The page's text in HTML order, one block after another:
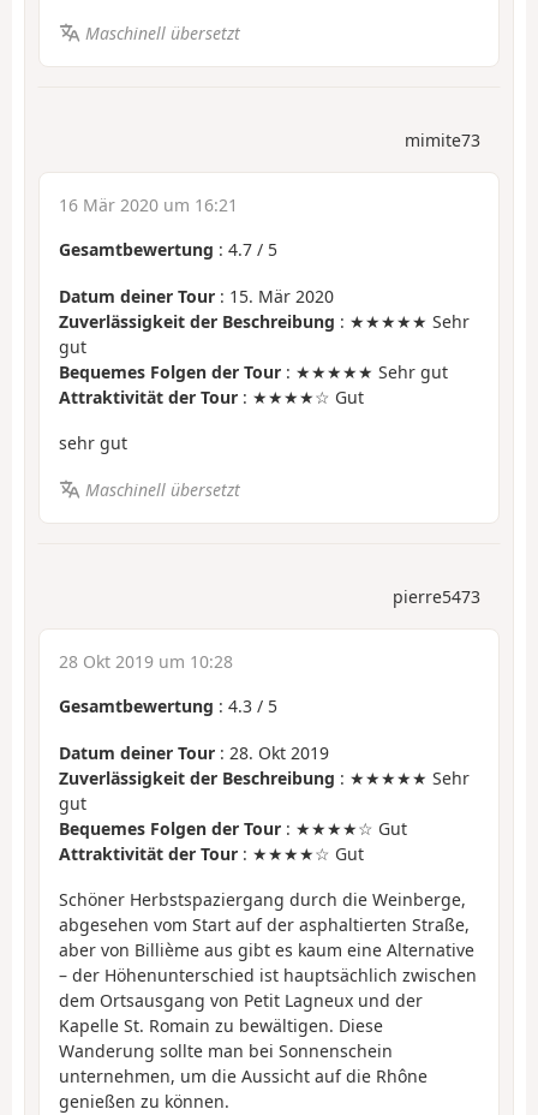
Maschinell übersetzt
mimite73
16 Mär 2020 um 16:21
Gesamtbewertung : 4.7 / 5
Datum deiner Tour : 15. Mär 2020
Zuverlässigkeit der Beschreibung : ★★★★★ Sehr
gut
Bequemes Folgen der Tour : ★★★★★ Sehr gut
Attraktivität der Tour : ★★★★☆ Gut
sehr gut
Maschinell übersetzt
pierre5473
28 Okt 2019 um 10:28
Gesamtbewertung : 4.3 / 5
Datum deiner Tour : 28. Okt 2019
Zuverlässigkeit der Beschreibung : ★★★★★ Sehr
gut
Bequemes Folgen der Tour : ★★★★☆ Gut
Attraktivität der Tour : ★★★★☆ Gut
Schöner Herbstspaziergang durch die Weinberge,
abgesehen vom Start auf der asphaltierten Straße,
aber von Billième aus gibt es kaum eine Alternative
– der Höhenunterschied ist hauptsächlich zwischen
dem Ortsausgang von Petit Lagneux und der
Kapelle St. Romain zu bewältigen. Diese
Wanderung sollte man bei Sonnenschein
unternehmen, um die Aussicht auf die Rhône
genießen zu können.